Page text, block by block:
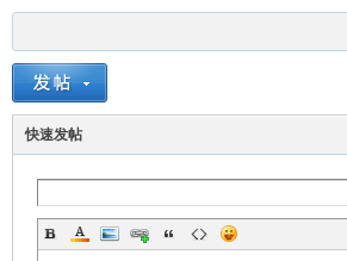
快速发帖